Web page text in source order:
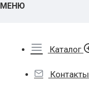
МЕНЮ
Каталог
Контакты